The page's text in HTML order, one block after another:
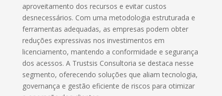
aproveitamento dos recursos e evitar custos
desnecessários. Com uma metodologia estruturada e
ferramentas adequadas, as empresas podem obter
reduções expressivas nos investimentos em
licenciamento, mantendo a conformidade e segurança
dos acessos. A Trustsis Consultoria se destaca nesse
segmento, oferecendo soluções que aliam tecnologia,
governança e gestão eficiente de riscos para otimizar